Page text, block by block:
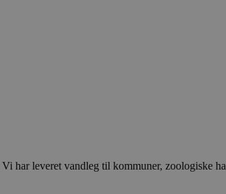
har leveret vandleg til kommuner, zoologiske